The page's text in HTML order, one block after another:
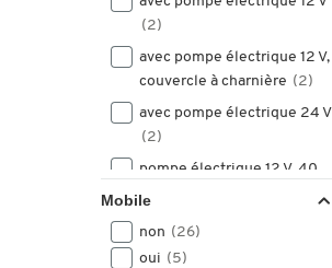
(2)
avec pompe électrique 12 V,
couvercle à charnière (2)
avec pompe électrique 24 V
(2)
pompe électrique 12 V, 40
l/min, buse automatique,
Elektropumpe 12V
Mobile
non (26)
oui (5)